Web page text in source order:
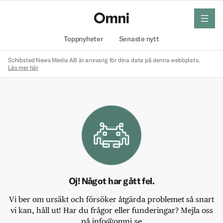
Toppnyheter Senaste nytt
meny
Schibsted News Media AB är ansvarig för dina data på denna webbplats.
Läs mer här
Oj! Något har gått fel.
Vi ber om ursäkt och försöker åtgärda problemet så snart
vi kan, håll ut! Har du frågor eller funderingar? Mejla oss